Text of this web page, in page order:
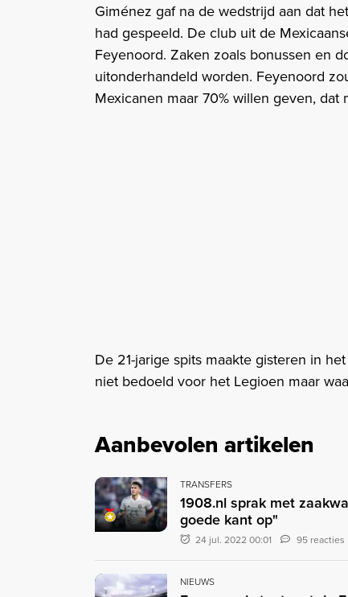
Giménez gaf na de wedstrijd aan dat
had gespeeld. De club uit de
Feyenoord. Zaken zoals bonussen en
uitonderhandeld worden. Feyenoord
Mexicanen maar 70% willen geven, dat
De 21-jarige spits maakte gisteren in
niet bedoeld voor het Legioen maar
Aanbevolen artikelen
TRANSFERS
1908.nl sprak met
goede kant op"
24 jul. 2022 00:01 95 reacties
NIEUWS